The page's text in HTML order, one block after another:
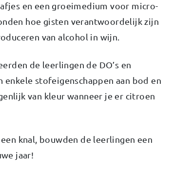
en een groeimedium voor micro-
hoe gisten verantwoordelijk zijn
van alcohol in wijn.
de leerlingen de DO’s en
enkele stofeigenschappen aan bod en
van kleur wanneer je er citroen
knal, bouwden de leerlingen een
jaar!